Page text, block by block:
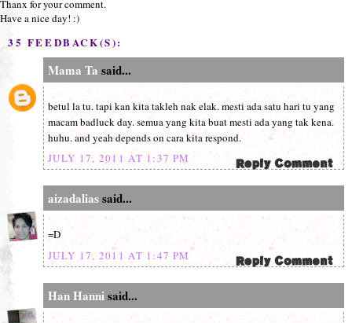
Thanx for your comment.
Have a nice day! :)
35 FEEDBACK(S):
Mama Ta said...
betul la tu. tapi kan kita takleh nak elak. mesti ada satu hari tu yang
macam badluck day. semua yang kita buat mesti ada yang tak kena.
huhu. and yeah depends on cara kita respond.
JULY 17, 2011 AT 1:37 PM
aizadaliassaid...
=D
JULY 17, 2011 AT 1:47 PM
Han Hannisaid...